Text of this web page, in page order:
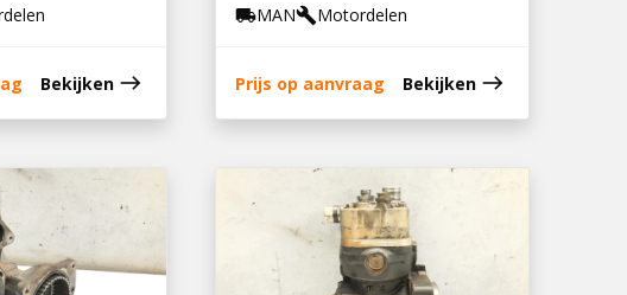
Bekijken east
local_shippingMANbuildMotordelen
Prijs op aanvraag Bekijken east